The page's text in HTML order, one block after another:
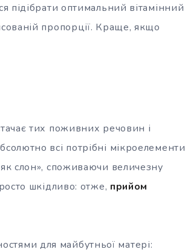
підібрати оптимальний вітамінний
пропорції. Краще, якщо
тих поживних речовин і
всі потрібні мікроелементи
слон», споживаючи величезну
шкідливо: отже, прийом
для майбутньої матері: